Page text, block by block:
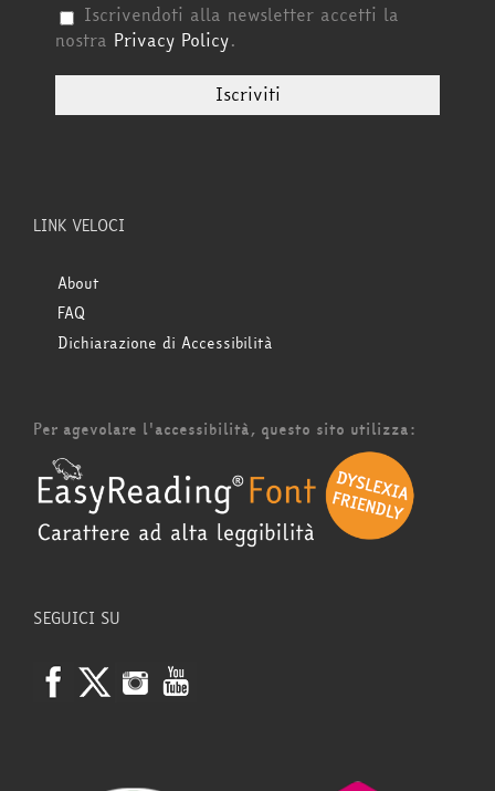
Iscrivendoti alla newsletter accetti la
nostra Privacy Policy.
LINK VELOCI
About
FAQ
Dichiarazione di Accessibilità
Per agevolare l'accessibilità, questo sito utilizza:
SEGUICI SU